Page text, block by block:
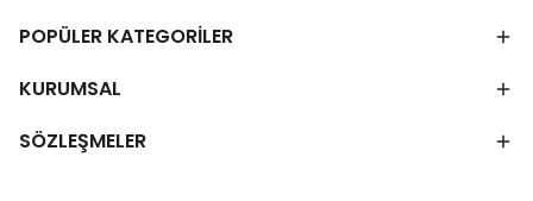
POPÜLER KATEGORİLER
KURUMSAL
SÖZLEŞMELER